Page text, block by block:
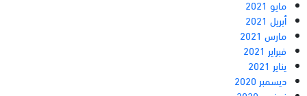
مايو 2021
أبريل 2021
مارس 2021
فبراير 2021
يناير 2021
ديسمبر 2020